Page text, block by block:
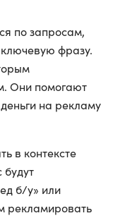
по запросам,
фразу.
Они помогают
на рекламу
в контексте
будут
б/у» или
рекламировать